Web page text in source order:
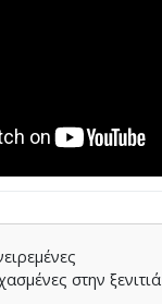
στην ξενιτιά